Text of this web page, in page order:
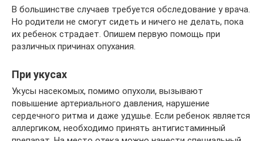
В большинстве случаев требуется обследование у врача.
Но родители не смогут сидеть и ничего не делать, пока
их ребенок страдает. Опишем первую помощь при
различных причинах опухания.
При укусах
Укусы насекомых, помимо опухоли, вызывают
повышение артериального давления, нарушение
сердечного ритма и даже удушье. Если ребенок является
аллергиком, необходимо принять антигистаминный